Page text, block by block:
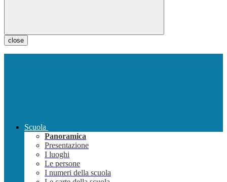
close
Scuola
Panoramica
Presentazione
I luoghi
Le persone
I numeri della scuola